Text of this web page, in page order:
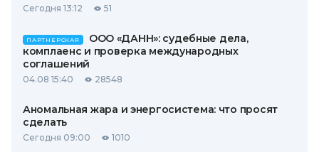
Сегодня 13:12 51
ПАРТНЕРСКАЯ
ООО «ДАНН»: судебные дела,
комплаенс и проверка международных
соглашений
04.08 15:40 28548
Аномальная жара и энергосистема: что просят
сделать
Сегодня 09:00 1010